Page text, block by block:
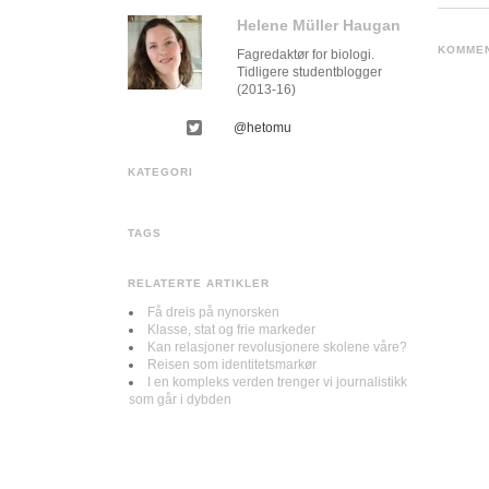
Helene Müller Haugan
Fagredaktør for biologi.
Tidligere studentblogger
(2013-16)
@hetomu
KATEGORI
TAGS
RELATERTE ARTIKLER
Få dreis på nynorsken
Klasse, stat og frie markeder
Kan relasjoner revolusjonere skolene våre?
Reisen som identitetsmarkør
I en kompleks verden trenger vi journalistikk
som går i dybden